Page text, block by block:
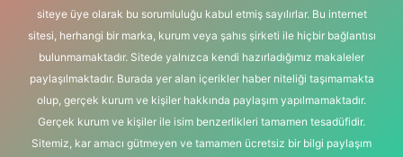
siteye üye olarak bu sorumluluğu kabul etmiş sayılırlar. Bu internet
sitesi, herhangi bir marka, kurum veya şahıs şirketi ile hiçbir bağlantısı
bulunmamaktadır. Sitede yalnızca kendi hazırladığımız makaleler
paylaşılmaktadır. Burada yer alan içerikler haber niteliği taşımamakta
olup, gerçek kurum ve kişiler hakkında paylaşım yapılmamaktadır.
Gerçek kurum ve kişiler ile isim benzerlikleri tamamen tesadüfidir.
Sitemiz, kar amacı gütmeyen ve tamamen ücretsiz bir bilgi paylaşım